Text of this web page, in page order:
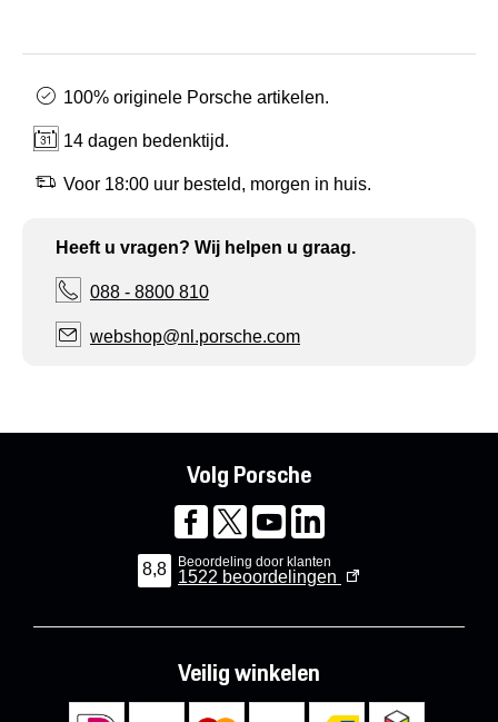
100% originele Porsche artikelen.
14 dagen bedenktijd.
Voor 18:00 uur besteld, morgen in huis.
Heeft u vragen? Wij helpen u graag.
088 - 8800 810
webshop@nl.porsche.com
Volg Porsche
8,8 Beoordeling door klanten
1522 beoordelingen
Veilig winkelen